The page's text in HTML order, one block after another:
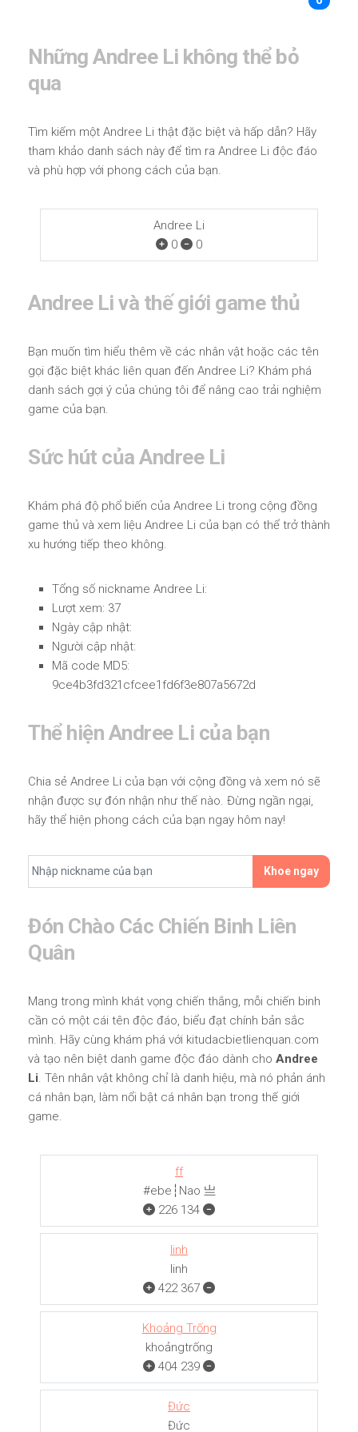
Những Andree Li không thể bỏ
qua
Tìm kiếm một Andree Li thật đặc biệt và hấp dẫn? Hãy
tham khảo danh sách này để tìm ra Andree Li độc đáo
và phù hợp với phong cách của bạn.
Andree Li
0
0
Andree Li và thế giới game thủ
Bạn muốn tìm hiểu thêm về các nhân vật hoặc các tên
gọi đặc biệt khác liên quan đến Andree Li? Khám phá
danh sách gợi ý của chúng tôi để nâng cao trải nghiệm
game của bạn.
Sức hút của Andree Li
Khám phá độ phổ biến của Andree Li trong cộng đồng
game thủ và xem liệu Andree Li của bạn có thể trở thành
xu hướng tiếp theo không.
Tổng số nickname Andree Li:
Lượt xem: 37
Ngày cập nhật:
Người cập nhật:
Mã code MD5:
9ce4b3fd321cfcee1fd6f3e807a5672d
Thể hiện Andree Li của bạn
Chia sẻ Andree Li của bạn với cộng đồng và xem nó sẽ
nhận được sự đón nhận như thế nào. Đừng ngần ngại,
hãy thể hiện phong cách của bạn ngay hôm nay!
Khoe ngay
Đón Chào Các Chiến Binh Liên
Quân
Mang trong mình khát vọng chiến thắng, mỗi chiến binh
cần có một cái tên độc đáo, biểu đạt chính bản sắc
mình. Hãy cùng khám phá với kitudacbietlienquan.com
và tạo nên biệt danh game độc đáo dành cho Andree
Li. Tên nhân vật không chỉ là danh hiệu, mà nó phản ánh
cá nhân bạn, làm nổi bật cá nhân bạn trong thế giới
game.
ff
#ebe┆Nao 亗
226 134
linh
linh
422 367
Khoảng Trống
khoảngㅤㅤㅤtrống
404 239
Đức
Đức